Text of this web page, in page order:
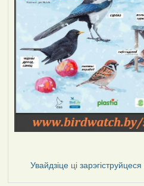
Увайдзіце цізарэгіструйцеся